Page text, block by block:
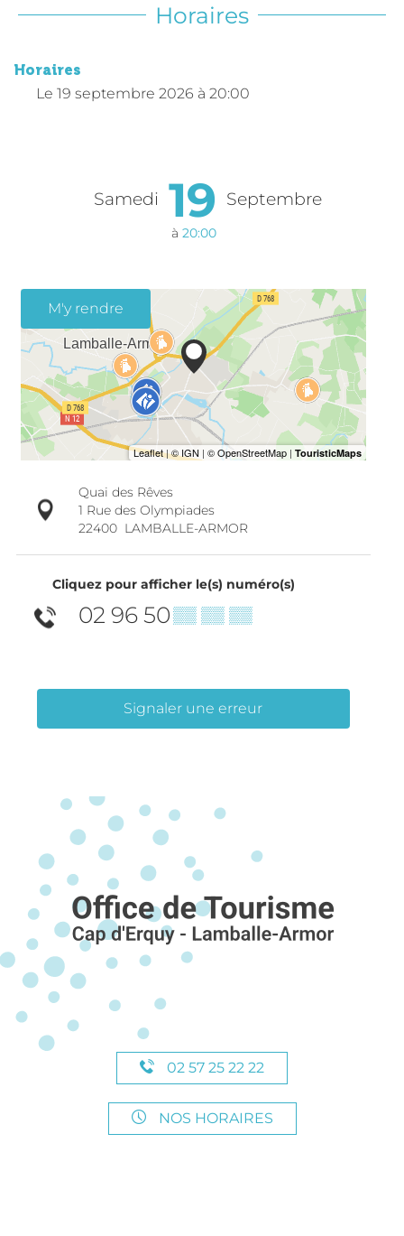
Horaires
Horaires
Le 19 septembre 2026 à 20:00
Samedi 19 Septembre
à 20:00
M'y rendre
Quai des Rêves
1 Rue des Olympiades
22400 LAMBALLE-ARMOR
Cliquez pour afficher le(s) numéro(s)
02 96 50▒▒ ▒▒ ▒▒
Signaler une erreur
02 57 25 22 22
NOS HORAIRES